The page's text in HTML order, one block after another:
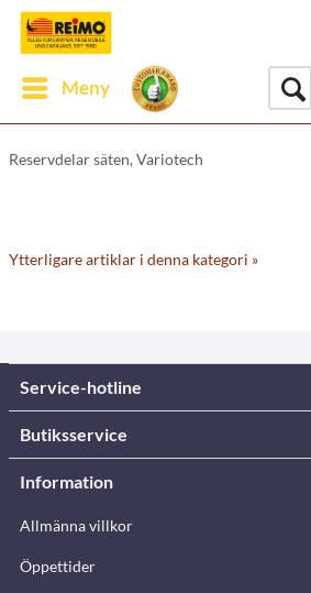
Meny
Reservdelar säten, Variotech
Ytterligare artiklar i denna kategori »
Service-hotline
Butiksservice
Information
Allmänna villkor
Öppettider